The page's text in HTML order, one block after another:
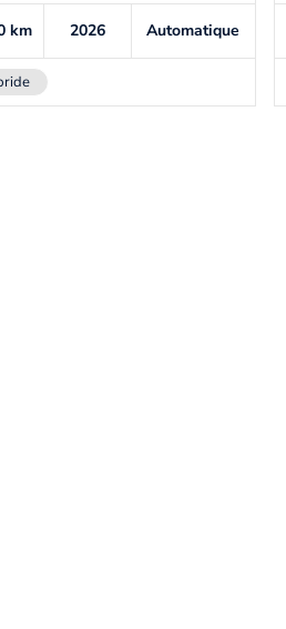
km 2026 Automatique